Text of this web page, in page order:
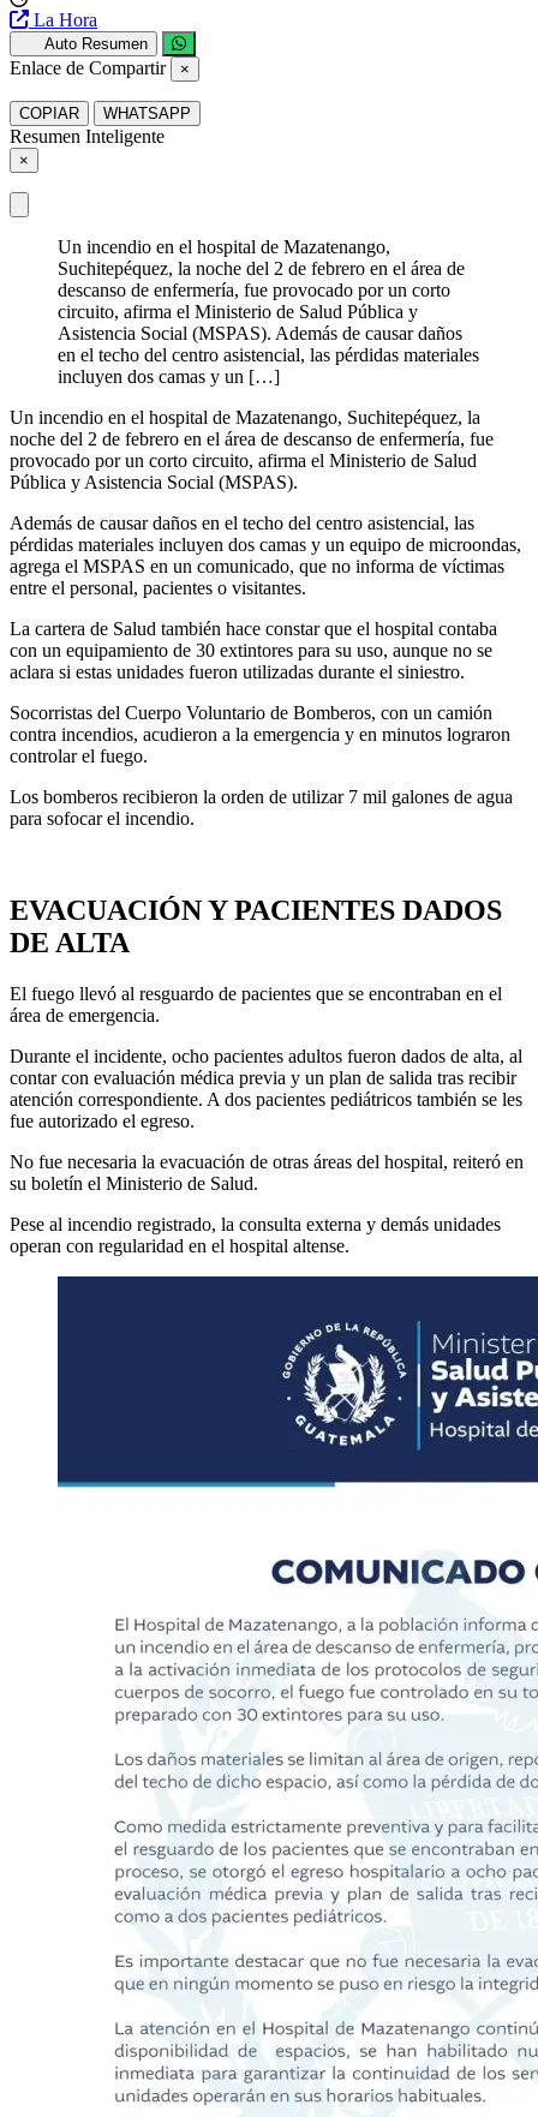
La Hora
Auto Resumen
Enlace de Compartir ×
COPIAR WHATSAPP
Resumen Inteligente
×
Un incendio en el hospital de Mazatenango,
Suchitepéquez, la noche del 2 de febrero en el área de
descanso de enfermería, fue provocado por un corto
circuito, afirma el Ministerio de Salud Pública y
Asistencia Social (MSPAS). Además de causar daños
en el techo del centro asistencial, las pérdidas materiales
incluyen dos camas y un […]
Un incendio en el hospital de Mazatenango, Suchitepéquez, la
noche del 2 de febrero en el área de descanso de enfermería, fue
provocado por un corto circuito, afirma el Ministerio de Salud
Pública y Asistencia Social (MSPAS).
Además de causar daños en el techo del centro asistencial, las
pérdidas materiales incluyen dos camas y un equipo de microondas,
agrega el MSPAS en un comunicado, que no informa de víctimas
entre el personal, pacientes o visitantes.
La cartera de Salud también hace constar que el hospital contaba
con un equipamiento de 30 extintores para su uso, aunque no se
aclara si estas unidades fueron utilizadas durante el siniestro.
Socorristas del Cuerpo Voluntario de Bomberos, con un camión
contra incendios, acudieron a la emergencia y en minutos lograron
controlar el fuego.
Los bomberos recibieron la orden de utilizar 7 mil galones de agua
para sofocar el incendio.
EVACUACIÓN Y PACIENTES DADOS
DE ALTA
El fuego llevó al resguardo de pacientes que se encontraban en el
área de emergencia.
Durante el incidente, ocho pacientes adultos fueron dados de alta, al
contar con evaluación médica previa y un plan de salida tras recibir
atención correspondiente. A dos pacientes pediátricos también se les
fue autorizado el egreso.
No fue necesaria la evacuación de otras áreas del hospital, reiteró en
su boletín el Ministerio de Salud.
Pese al incendio registrado, la consulta externa y demás unidades
operan con regularidad en el hospital altense.